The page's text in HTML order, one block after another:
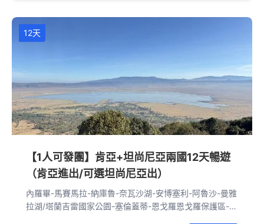
12天
【1人可發團】肯亞+坦尚尼亞兩國12天暢遊
（肯亞進出/可選坦尚尼亞出）
內羅畢-馬賽馬拉-納庫魯-奈瓦沙湖-安博塞利-阿魯沙-曼雅
拉湖/塔蘭吉雷國家公園-塞倫蓋蒂-恩戈羅恩戈羅保護區-恩